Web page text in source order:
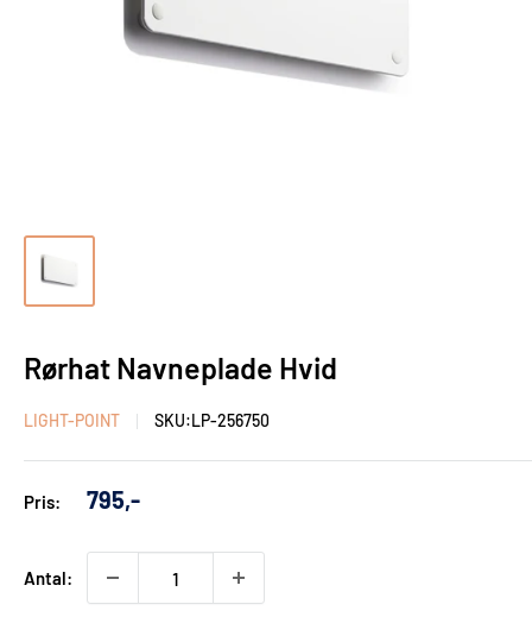
Rørhat Navneplade Hvid
LIGHT-POINT SKU:LP-256750
Pris:
Udsalgs
795,-
Antal: